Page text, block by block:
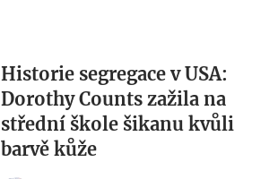
Historie segregace v USA:
Dorothy Counts zažila na
střední škole šikanu kvůli
barvě kůže